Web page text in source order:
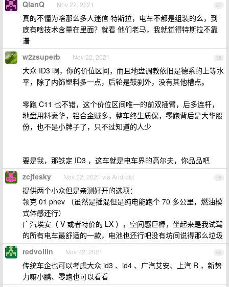
57
QlanQ Nov 22, 2021
真的不懂为啥那么多人迷信 特斯拉，电车不都是组装的么，到
底有啥技术含量在里面？就看 他们老马，我就觉得特斯拉不靠
谱
58
w2zsuperb Nov 22, 2021
大众 ID3 啊，你的价位区间，而且地盘调教依旧是德系的上等水
平，除了内饰塑料多一点，后轮是鼓刹外，没有其他槽点。
零跑 C11 也不错，这个价位区间唯一的前双插臂，后多连杆，
地盘用料豪华，铝合金贼多，整车终生质保，零跑背后是大华股
份，也不是小牌子了，只不过知道的人少
要是我，那铁定 ID3 ，这车就是电车界的高尔夫，你品品吧
59
zcjfesky Nov 22, 2021 via Android
提供两个小众但是亲测好开的选项：
领克 01 phev （虽然是插混但是纯电能跑个 70 多公里，燃油模
式体感还行）
广汽埃安（ V 或者特价的 LX ），空间感巨棒，坐起来是我试驾
的所有电车最舒适的一款，电池也还行吧没有坊间说得那么垃圾
60
redvoilin Nov 22, 2021
传统车企也可以考虑大众 id3 、id4 、广汽艾安、上汽 R ，新势
力嘛小鹏、零跑也可以看看